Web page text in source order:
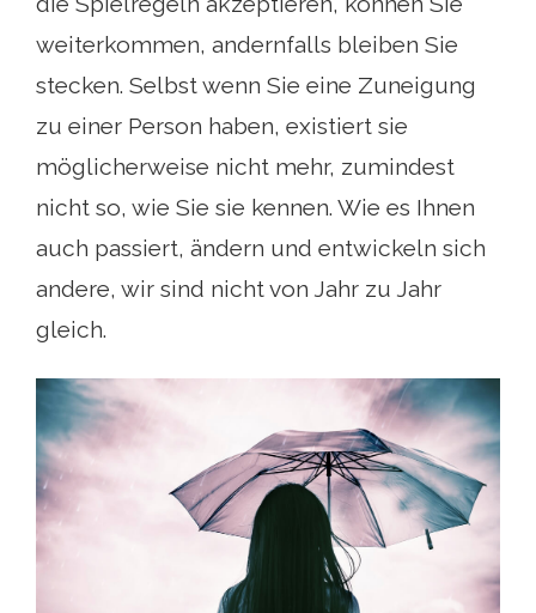
weiterkommen, andernfalls bleiben Sie
stecken. Selbst wenn Sie eine Zuneigung
zu einer Person haben, existiert sie
möglicherweise nicht mehr, zumindest
nicht so, wie Sie sie kennen. Wie es Ihnen
auch passiert, ändern und entwickeln sich
andere, wir sind nicht von Jahr zu Jahr
gleich.